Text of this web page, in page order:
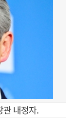
내정자.